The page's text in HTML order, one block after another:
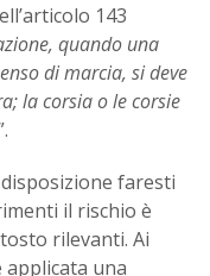
143
quando una
di marcia, si deve
la corsia o le corsie
faresti
il rischio è
rilevanti. Ai
applicata una